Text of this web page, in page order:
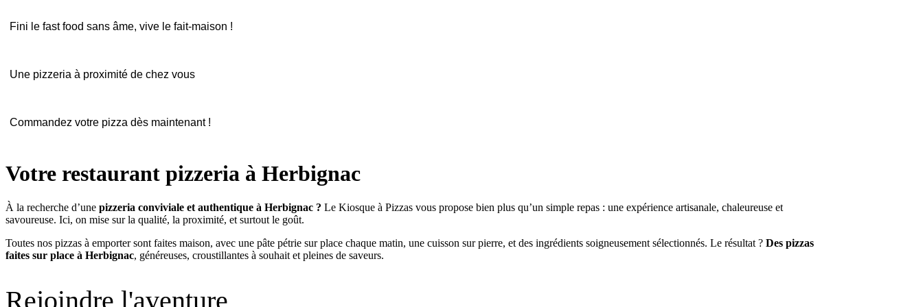
Fini le fast food sans âme, vive le fait-maison !
Une pizzeria à proximité de chez vous
Commandez votre pizza dès maintenant !
Votre restaurant pizzeria à Herbignac
À la recherche d’une pizzeria conviviale et authentique à Herbignac ? Le Kiosque à Pizzas vous propose bien plus qu’un simple repas : une expérience artisanale, chaleureuse et
savoureuse. Ici, on mise sur la qualité, la proximité, et surtout le goût.
Toutes nos pizzas à emporter sont faites maison, avec une pâte pétrie sur place chaque matin, une cuisson sur pierre, et des ingrédients soigneusement sélectionnés. Le résultat ? Des pizzas
faites sur place à Herbignac, généreuses, croustillantes à souhait et pleines de saveurs.
Rejoindre l'aventure